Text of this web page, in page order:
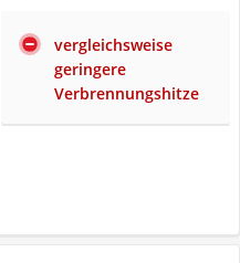
vergleichsweise
geringere
Verbrennungshitze